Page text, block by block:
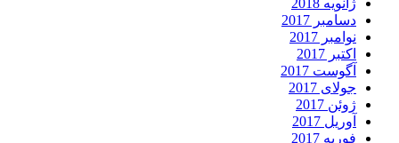
ژانویه 2018
دسامبر 2017
نوامبر 2017
اکتبر 2017
آگوست 2017
جولای 2017
ژوئن 2017
آوریل 2017
فوریه 2017